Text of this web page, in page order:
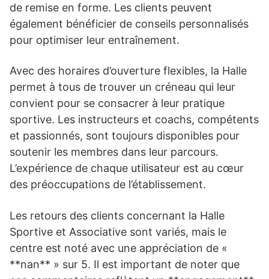
de remise en forme. Les clients peuvent
également bénéficier de conseils personnalisés
pour optimiser leur entraînement.
Avec des horaires d’ouverture flexibles, la Halle
permet à tous de trouver un créneau qui leur
convient pour se consacrer à leur pratique
sportive. Les instructeurs et coachs, compétents
et passionnés, sont toujours disponibles pour
soutenir les membres dans leur parcours.
L’expérience de chaque utilisateur est au cœur
des préoccupations de l’établissement.
Les retours des clients concernant la Halle
Sportive et Associative sont variés, mais le
centre est noté avec une appréciation de «
**nan** » sur 5. Il est important de noter que